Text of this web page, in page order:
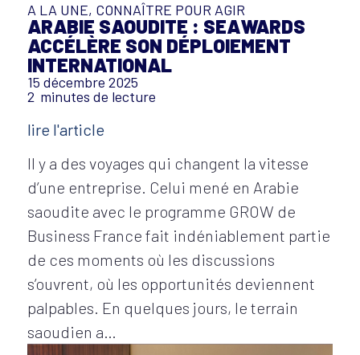
A LA UNE, CONNAÎTRE POUR AGIR
ARABIE SAOUDITE : SEAWARDS
ACCÉLÈRE SON DÉPLOIEMENT
INTERNATIONAL
15 décembre 2025
2 minutes de lecture
lire l'article
Il y a des voyages qui changent la vitesse
d’une entreprise. Celui mené en Arabie
saoudite avec le programme GROW de
Business France fait indéniablement partie
de ces moments où les discussions
s’ouvrent, où les opportunités deviennent
palpables. En quelques jours, le terrain
saoudien a…